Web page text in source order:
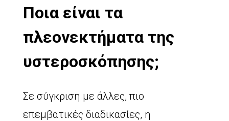
Ποια είναι τα
πλεονεκτήματα της
υστεροσκόπησης;
Σε σύγκριση με άλλες, πιο
επεμβατικές διαδικασίες, η